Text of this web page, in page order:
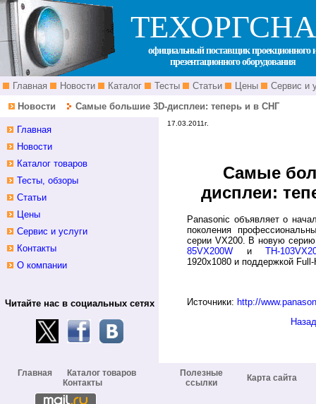
официальный поставщик проекционного
презентационного оборудования
Главная Новости Каталог Тесты Статьи Цены
Сервис и
Новости
Самые большие 3D-дисплеи: теперь и в СНГ
17.03.2011г.
Самые
дисплеи:
Panasonic объявляет о
поколения
серии VX200. В новую
85VX200W иTH-
1920х1080 и поддержкой Full-
Источники: http://
Главная
Новости
Каталог товаров
Тесты, обзоры
Статьи
Цены
Сервис и услуги
Контакты
О компании
Читайте нас в социальных сетях
Главная
Каталог товаров
Контакты
Полезные
ссылки
Карта сайта